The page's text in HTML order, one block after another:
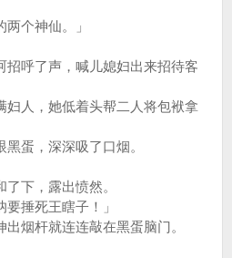
个神仙。」
呼了声，喊儿媳妇出来招待客
人，她低着头帮二人将包袱拿
蛋，深深吸了口烟。
下，露出愤然。
捶死王瞎子！」
烟杆就连连敲在黑蛋脑门。